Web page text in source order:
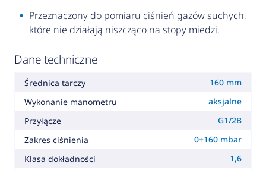
Przeznaczony do pomiaru ciśnień gazów suchych,
które nie działają niszcząco na stopy miedzi.
Dane techniczne
Średnica tarczy
160 mm
Wykonanie manometru
aksjalne
Przyłącze
G1/2B
Zakres ciśnienia
0÷160 mbar
Klasa dokładności
1,6